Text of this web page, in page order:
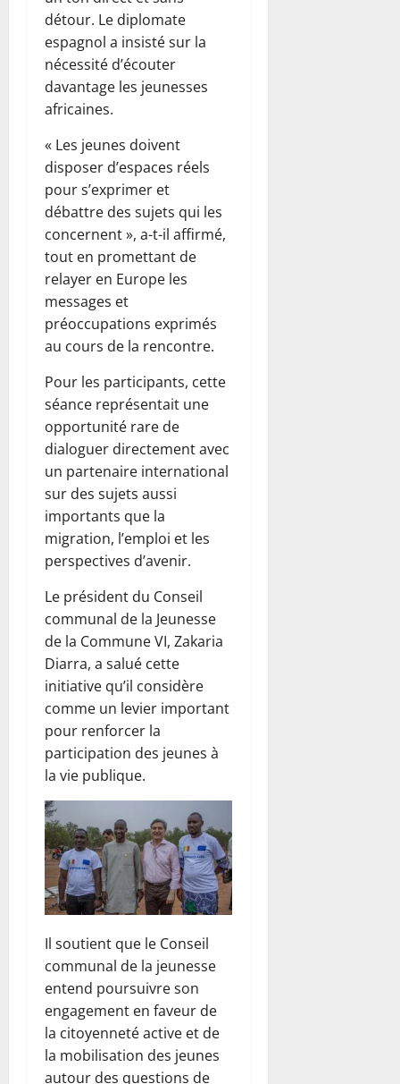
détour. Le diplomate
espagnol a insisté sur la
nécessité d’écouter
davantage les jeunesses
africaines.
« Les jeunes doivent
disposer d’espaces réels
pour s’exprimer et
débattre des sujets qui les
concernent », a-t-il affirmé,
tout en promettant de
relayer en Europe les
messages et
préoccupations exprimés
au cours de la rencontre.
Pour les participants, cette
séance représentait une
opportunité rare de
dialoguer directement avec
un partenaire international
sur des sujets aussi
importants que la
migration, l’emploi et les
perspectives d’avenir.
Le président du Conseil
communal de la Jeunesse
de la Commune VI, Zakaria
Diarra, a salué cette
initiative qu’il considère
comme un levier important
pour renforcer la
participation des jeunes à
la vie publique.
Il soutient que le Conseil
communal de la jeunesse
entend poursuivre son
engagement en faveur de
la citoyenneté active et de
la mobilisation des jeunes
autour des questions de